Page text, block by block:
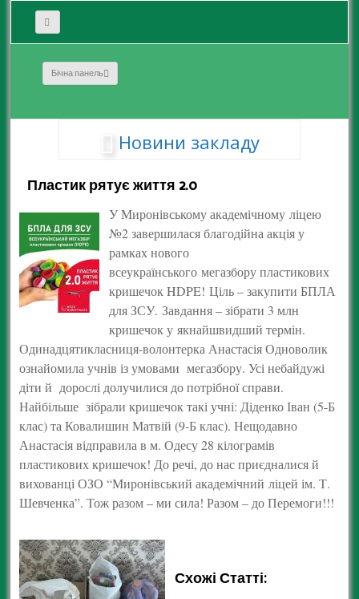
Бічна панель
Новини закладу
Пластик рятує життя 2.0
У Миронівському академічному ліцею
№2 завершилася благодійна акція у
рамках нового
всеукраїнського мегазбору пластикових
кришечок HDPE! Ціль – закупити БПЛА
для ЗСУ. Завдання – зібрати 3 млн
кришечок у якнайшвидший термін.
Одинадцятикласниця-волонтерка Анастасія Одноволик
ознайомила учнів із умовами мегазбору. Усі небайдужі
діти й дорослі долучилися до потрібної справи.
Найбільше зібрали кришечок такі учні: Діденко Іван (5-Б
клас) та Ковалишин Матвій (9-Б клас). Нещодавно
Анастасія відправила в м. Одесу 28 кілограмів
пластикових кришечок! До речі, до нас приєдналися й
вихованці ОЗО “Миронівський академічний ліцей ім. Т.
Шевченка”. Тож разом – ми сила! Разом – до Перемоги!!!
Схожі Статті: